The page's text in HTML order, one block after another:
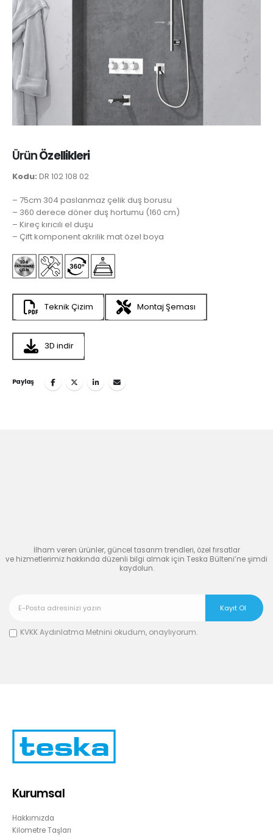
ÜrünÖzellikleri
Kodu: DR 102 108 02
– 75cm 304 paslanmaz çelik duş borusu
– 360 derece döner duş hortumu (160 cm)
– Kireç kırıcılı el duşu
– Çift komponent akrilik mat özel boya
Teknik Çizim Montaj Şeması
3D indir
Paylaş
İlham veren ürünler, güncel tasarım trendleri, özel fırsatlar
ve hizmetlerimiz hakkında düzenli bilgi almak için Teska Bülteni’ne şimdi
kaydolun.
KVKK Aydınlatma Metnini okudum, onaylıyorum.
Kurumsal
Hakkımızda
Kilometre Taşları